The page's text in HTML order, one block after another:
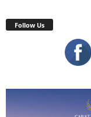
Follow Us